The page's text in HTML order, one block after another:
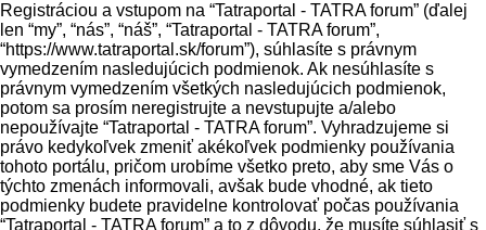
Registráciou a vstupom na “Tatraportal - TATRA forum” (ďalej
len “my”, “nás”, “náš”, “Tatraportal - TATRA forum”,
“https://www.tatraportal.sk/forum”), súhlasíte s právnym
vymedzením nasledujúcich podmienok. Ak nesúhlasíte s
právnym vymedzením všetkých nasledujúcich podmienok,
potom sa prosím neregistrujte a nevstupujte a/alebo
nepoužívajte “Tatraportal - TATRA forum”. Vyhradzujeme si
právo kedykoľvek zmeniť akékoľvek podmienky používania
tohoto portálu, pričom urobíme všetko preto, aby sme Vás o
týchto zmenách informovali, avšak bude vhodné, ak tieto
podmienky budete pravidelne kontrolovať počas používania
“Tatraportal - TATRA forum” a to z dôvodu, že musíte súhlasiť s